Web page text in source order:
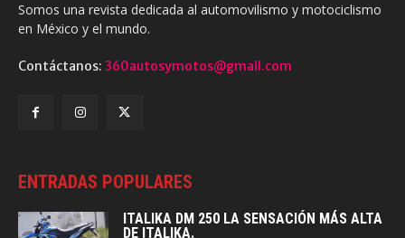
Somos una revista dedicada al automovilismo y motociclismo
en México y el mundo.
Contáctanos: 360autosymotos@gmail.com
ENTRADAS POPULARES
ITALIKA DM 250 LA SENSACIÓN MÁS ALTA
DE ITALIKA.